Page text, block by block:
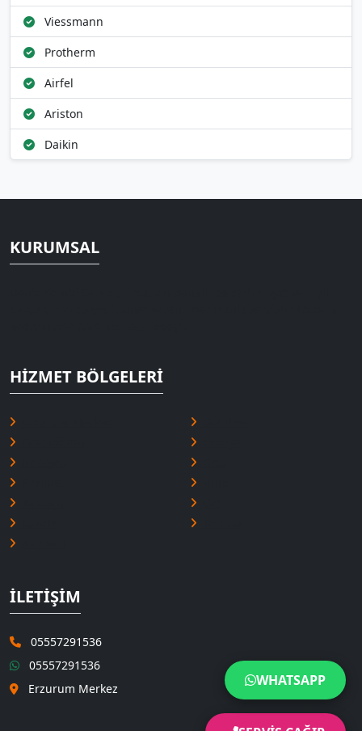
Viessmann
Protherm
Airfel
Ariston
Daikin
KURUMSAL
HIZMET BÖLGELERI
İLETIŞIM
05557291536
05557291536
Erzurum Merkez
WHATSAPP